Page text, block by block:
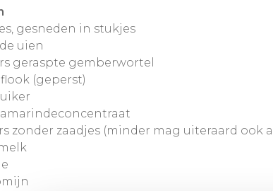
gesneden in stukjes
uien
geraspte gemberwortel
(geperst)
zonder zaadjes (minder mag uiteraard ook